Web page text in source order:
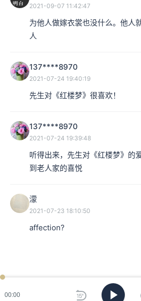
00:00
2021-09-07 11:42:47
为他人做嫁衣裳也没什么。他人
人
137****8970
2021-07-24 19:40:19
先生对《红楼梦》很喜欢！
137****8970
2021-07-24 19:39:48
听得出来，先生对《红楼梦》的
到老人家的喜悦
濛
2021-07-23 18:10:50
affection?